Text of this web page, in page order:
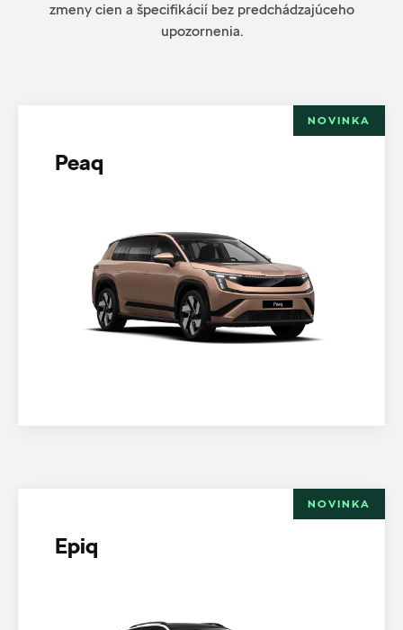
zmeny cien a špecifikácií bez predchádzajúceho
upozornenia.
NOVINKA
Peaq
NOVINKA
Epiq